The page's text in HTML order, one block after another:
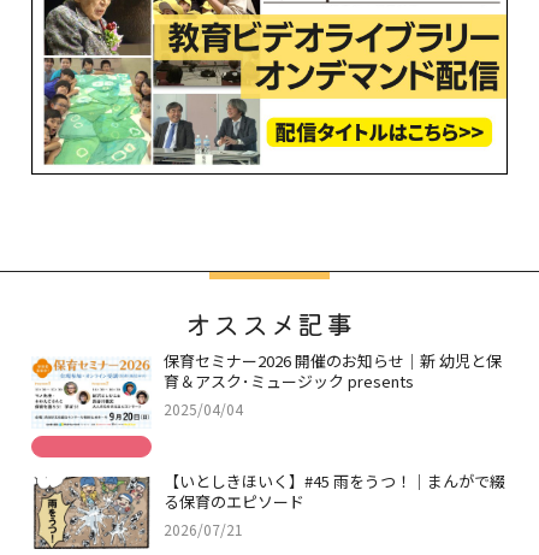
オススメ記事
保育セミナー2026 開催のお知らせ｜新 幼児と保
育＆アスク･ミュージック presents
2025/04/04
【いとしきほいく】#45 雨をうつ！｜まんがで綴
る保育のエピソード
2026/07/21